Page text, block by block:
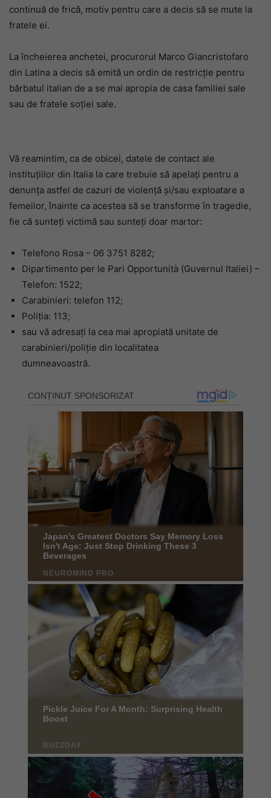
continuă de frică, motiv pentru care a decis să se mute la
fratele ei.
La încheierea anchetei, procurorul Marco Giancristofaro
din Latina a decis să emită un ordin de restricție pentru
bărbatul italian de a se mai apropia de casa familiei sale
sau de fratele soției sale.
Vă reamintim, ca de obicei, datele de contact ale
instituțiilor din Italia la care trebuie să apelați pentru a
denunța astfel de cazuri de violență și/sau exploatare a
femeilor, înainte ca acestea să se transforme în tragedie,
fie că sunteți victimă sau sunteți doar martor:
Telefono Rosa – 06 3751 8282;
Dipartimento per le Pari Opportunità (Guvernul Italiei) –
Telefon: 1522;
Carabinieri: telefon 112;
Poliția: 113;
sau vă adresați la cea mai apropiată unitate de
carabinieri/poliție din localitatea
dumneavoastră.